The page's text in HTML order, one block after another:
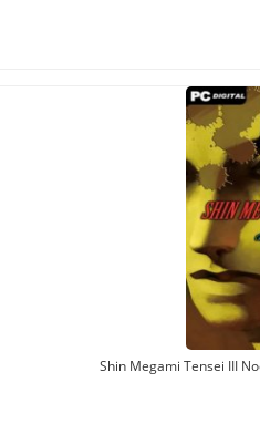
Shin Megami Tensei III